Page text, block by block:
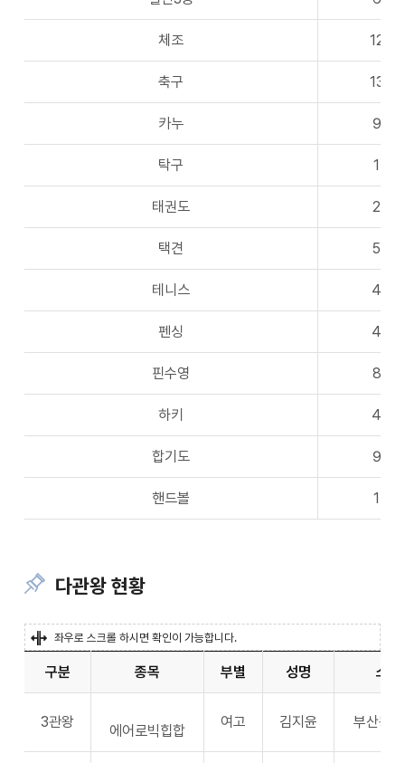
체조 12
축구 13
카누 9
탁구 1
태권도 2
택견 5
테니스 4
펜싱 4
핀수영 8
하키 4
합기도 9
핸드볼 1
다관왕 현황
좌우로 스크롤 하시면 확인이 가능합니다.
구분 종목 부별 성명 소속
3관왕
에어로빅힙합
여고 김지윤 부산동